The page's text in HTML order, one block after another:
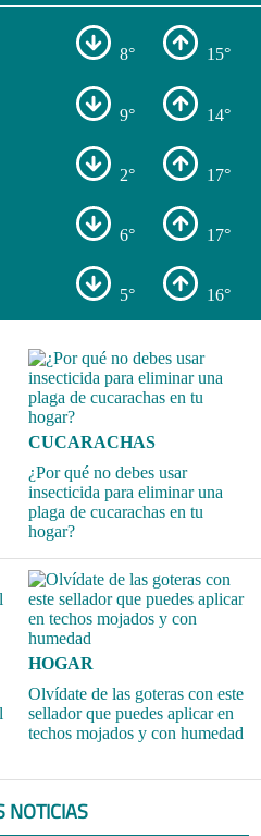
8° 15°
9° 14°
2° 17°
6° 17°
5° 16°
CUCARACHAS
¿Por qué no debes usar
insecticida para eliminar una
plaga de cucarachas en tu
hogar?
HOGAR
Olvídate de las goteras con este
sellador que puedes aplicar en
techos mojados y con humedad
NOTICIAS